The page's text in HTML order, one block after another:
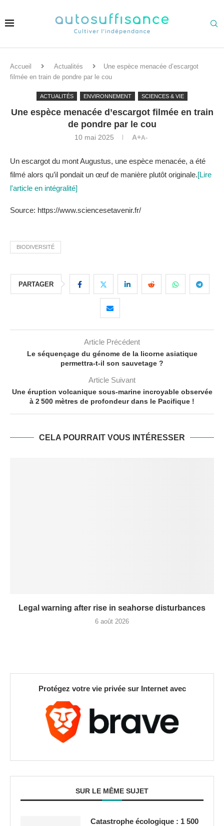
Accueil Actualités
Une espèce menacée d’escargot
filmée en train de pondre par le cou
ACTUALITÉS ENVIRONNEMENT SCIENCES & VIE
Une espèce menacée d’escargot filmée en train
de pondre par le cou
10 mai 2025 A+A-
Un escargot du mont Augustus, une espèce menacée, a été
filmé alors qu’il pondait un œuf de manière plutôt originale.[Lire
l'article en intégralité]
Source: https://www.sciencesetavenir.fr/
BIODIVERSITÉ
PARTAGER
Article Précédent
Le séquençage du génome de la licorne asiatique
permettra-t-il son sauvetage ?
Article Suivant
Une éruption volcanique sous-marine incroyable observée
à 2 500 mètres de profondeur dans le Pacifique !
CELA POURRAIT VOUS INTÉRESSER
Legal warning after rise in seahorse disturbances
6 août 2026
Protégez votre vie privée sur Internet avec
SUR LE MÊME SUJET
Catastrophe écologique : 1 500